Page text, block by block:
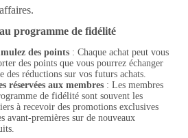
programme de fidélité
des points : Chaque achat peut vous
des points que vous pourrez échanger
des réductions sur vos futurs achats.
réservées aux membres : Les membres
de fidélité sont souvent les
à recevoir des promotions exclusives
avant-premières sur de nouveaux